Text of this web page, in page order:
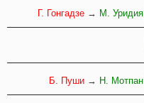
Г. Гонгадзе → М. Уридия
Б. Пуши → Н. Мотпан